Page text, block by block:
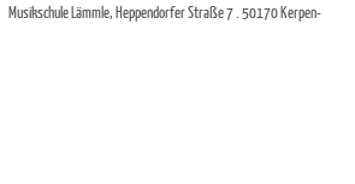
Musikschule Lämmle, Heppendorfer Straße 7 . 50170 Kerpen-